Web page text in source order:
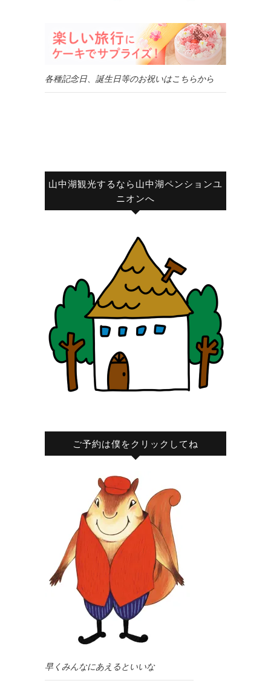
各種記念日、誕生日等のお祝いはこちらから
山中湖観光するなら山中湖ペンションユ
ニオンへ
ご予約は僕をクリックしてね
早くみんなにあえるといいな